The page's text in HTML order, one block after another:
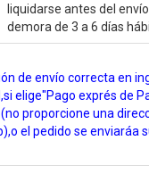
liquidarse antes del
demora de 3 a 6 días
de envío correcta en
elige"Pago exprés de
proporcione una
el pedido se enviaráa